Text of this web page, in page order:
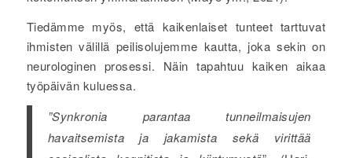
Tiedämme myös, että kaikenlaiset tunteet tarttuvat
ihmisten välillä peilisolujemme kautta, joka sekin on
neurologinen prosessi. Näin tapahtuu kaiken aikaa
työpäivän kuluessa.
”Synkronia parantaa tunneilmaisujen
havaitsemista ja jakamista sekä virittää